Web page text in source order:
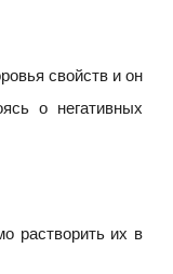
свойств и он
о негативных
растворить их в